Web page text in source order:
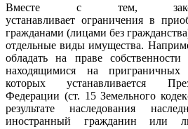
Вместе с тем,
устанавливает ограничения в
гражданами (лицами без
отдельные виды имущества.
обладать на праве
находящимися на приграничных
которых устанавливается
Федерации (ст. 15 Земельного
результате наследования
иностранный гражданин или